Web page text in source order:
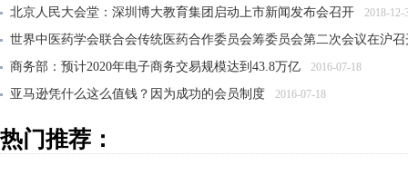
北京人民大会堂：深圳博大教育集团启动上市新闻发布会召开 2018-12-
世界中医药学会联合会传统医药合作委员会筹委员会第二次会议在沪召
商务部：预计2020年电子商务交易规模达到43.8万亿
2016-07-18
亚马逊凭什么这么值钱？因为成功的会员制度 2016-07-18
热门推荐：